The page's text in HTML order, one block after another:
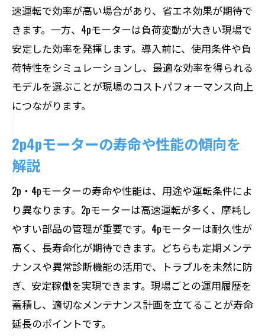
速運転で効率が高い場合があり、省エネ効果が期待で
きます。一方、4pモーターは負荷変動が大きい現場で
安定した効率を発揮します。導入前に、使用条件や負
荷特性をシミュレーションし、最適な効率を得られる
モデルを選ぶことが現場のコストパフォーマンス向上
につながります。
2p4pモーターの寿命や性能の傾向を
解説
2p・4pモーターの寿命や性能は、用途や運転条件によ
り異なります。2pモーターは高速運転が多く、摩耗し
やすい部品の管理が重要です。4pモーターは耐久性が
高く、長寿命化が期待できます。どちらも定期メンテ
ナンスや異常診断機能の活用で、トラブルを未然に防
ぎ、安定稼働を実現できます。現場ごとの運用履歴を
蓄積し、適切なメンテナンス計画を立てることが寿命
延長のポイントです。